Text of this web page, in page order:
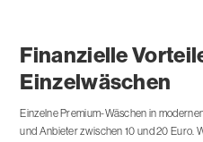
Finanzielle
Einzelwäschen
Einzelne Premium-Wäschen in
und Anbieter zwischen 10 und 20 Euro.